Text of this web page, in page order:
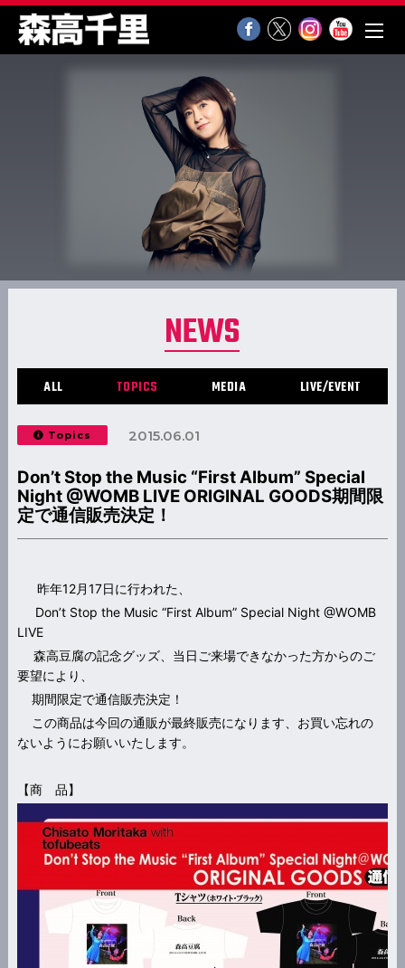
NEWS
ALL TOPICS MEDIA LIVE/EVENT
Topics 2015.06.01
Don’t Stop the Music “First Album” Special
Night @WOMB LIVE ORIGINAL GOODS期間限
定で通信販売決定！
昨年12月17日に行われた、
Don’t Stop the Music “First Album” Special Night @WOMB
LIVE
森高豆腐の記念グッズ、当日ご来場できなかった方からのご
要望により、
期間限定で通信販売決定！
この商品は今回の通販が最終販売になります、お買い忘れの
ないようにお願いいたします。
【商 品】